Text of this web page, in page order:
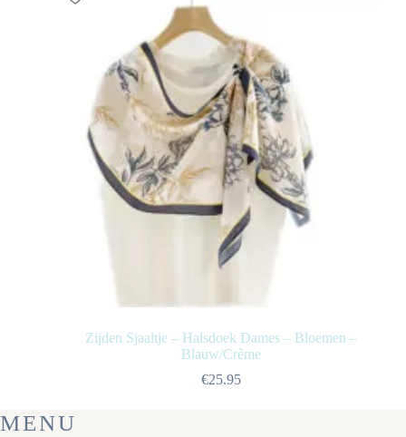
Zijden Sjaaltje – Halsdoek Dames – Bloemen –
Blauw/Crème
€25.95
MENU